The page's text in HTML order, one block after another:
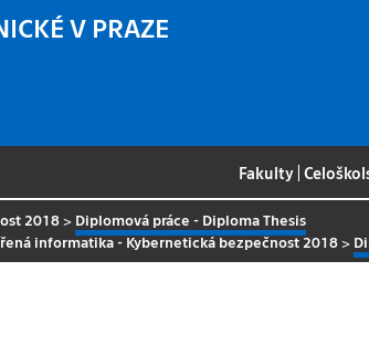
V PRAZE
Fakulty |
2018 > Diplomová práce - Diploma Thesis
informatika - Kybernetická bezpečnost 2018 >